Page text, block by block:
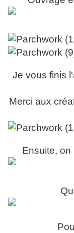
Je vous finis
Merci aux
Ensuite, on